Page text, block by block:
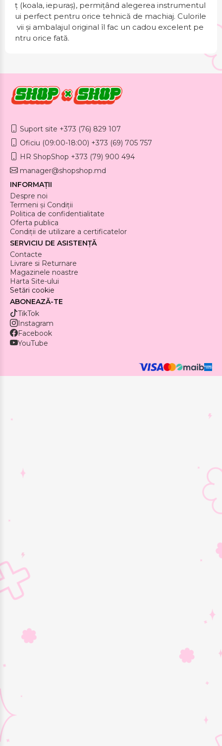
ț (koala, iepuraș), permițând alegerea instrumentul
ui perfect pentru orice tehnică de machiaj. Culorile
vii și ambalajul original îl fac un cadou excelent pe
ntru orice fată.
Suport site +373 (76) 829 107
Oficiu (09:00-18:00) +373 (69) 705 757
HR ShopShop +373 (79) 900 494
manager@shopshop.md
INFORMAȚII
Despre noi
Termeni și Condiții
Politica de confidentialitate
Oferta publica
Condiții de utilizare a certificatelor
SERVICIU DE ASISTENȚĂ
Contacte
Livrare si Returnare
Magazinele noastre
Harta Site-ului
Setări cookie
ABONEAZĂ-TE
TikTok
Instagram
Facebook
YouTube